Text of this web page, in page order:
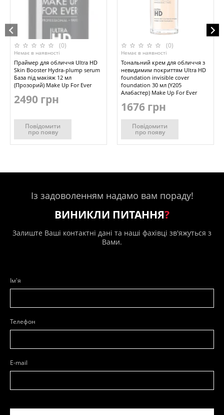
(0)
Немає в наявності
Праймер для обличчя Ultra HD
Skin Booster Hydra-plump serum
База під макіяж 12 мл
(Прозорий) Make Up For Ever
2490 грн
Повідомити
про появу
(0)
Немає в наявності
Тональний крем для обличчя з
невидимим покриттям Ultra HD
foundation invisible cover
foundation 30 мл (Y205
Алабастер) Make Up For Ever
1676 грн
Повідомити
про появу
Із задоволенням надамо вам пораду!
ВИНИКЛИ ПИТАННЯ?
Залиште Ваші контактні дані та наші фахівці зв'яжуться з
Вами.
Ім'я
Телефон
E-mail